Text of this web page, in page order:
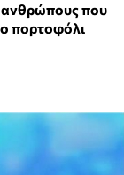
ανθρώπους που
πορτοφόλι